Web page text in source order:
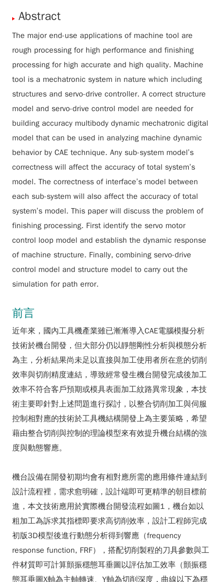
Abstract
The major end-use applications of machine tool are
rough processing for high performance and finishing
processing for high accurate and high quality. Machine
tool is a mechatronic system in nature which including
structures and servo-drive controller. A correct structure
model and servo-drive control model are needed for
building accuracy multibody dynamic mechatronic digital
model that can be used in analyzing machine dynamic
behavior by CAE technique. Any sub-system model’s
correctness will affect the accuracy of total system’s
model. The correctness of interface’s model between
each sub-system will also affect the accuracy of total
system’s model. This paper will discuss the problem of
finishing processing. First identify the servo motor
control loop model and establish the dynamic response
of machine structure. Finally, combining servo-drive
control model and structure model to carry out the
simulation for path error.
前言
近年來，國內工具機產業雖已漸漸導入CAE電腦模擬分析
技術於機台開發，但大部分仍以靜態剛性分析與模態分析
為主，分析結果尚未足以直接與加工使用者所在意的切削
效率與切削精度連結，導致經常發生機台開發完成後加工
效率不符合客戶預期或模具表面加工紋路異常現象，本技
術主要即針對上述問題進行探討，以整合切削加工與伺服
控制相對應的技術於工具機結構開發上為主要策略，希望
藉由整合切削與控制的理論模型來有效提升機台結構的強
度與動態響應。
機台設備在開發初期均會有相對應所需的應用條件連結到
設計流程裡，需求愈明確，設計端即可更精準的朝目標前
進，本文技術應用於實際機台開發流程如圖1，機台如以
粗加工為訴求其指標即要求高切削效率，設計工程師完成
初版3D模型後進行動態分析得到響應（frequency
response function, FRF），搭配切削製程的刀具參數與工
件材質即可計算顫振穩態耳垂圖以評估加工效率（顫振穩
態耳垂圖X軸為主軸轉速、Y軸為切削深度，曲線以下為穩